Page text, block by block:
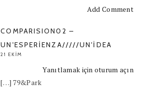
Add Comment
COMPARISION02 –
UN'ESPERIENZA/////UN'IDEA
21 EKIM
Yanıtlamak için oturum açın
[…] 79&Park